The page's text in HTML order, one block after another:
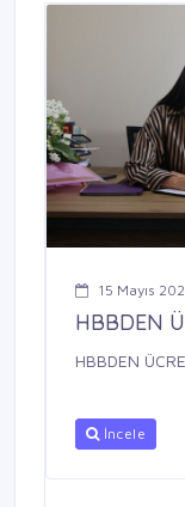
15 Mayıs
HBBDEN
HBBDEN
İncele